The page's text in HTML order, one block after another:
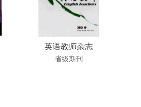
英语教师杂志
省级期刊